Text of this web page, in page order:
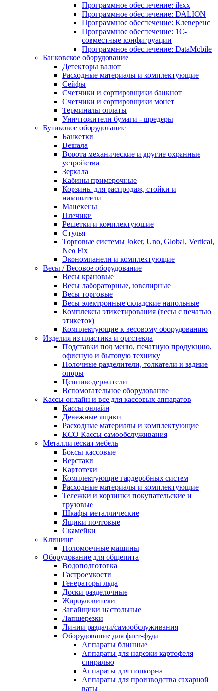
Программное обеспечение: ilexx
Программное обеспечение: DALION
Программное обеспечение: Клеверенс
Программное обеспечение: 1С-
совместные конфигруации
Программное обеспечение: DataMobile
Банковское оборудование
Детекторы валют
Расходные материалы и комплектующие
Сейфы
Счетчики и сортировщики банкнот
Счетчики и сортировщики монет
Терминалы оплаты
Уничтожители бумаги - шредеры
Бутиковое оборудование
Банкетки
Вешала
Ворота механические и другие охранные
устройства
Зеркала
Кабины примерочные
Корзины для распродаж, стойки и
накопители
Манекены
Плечики
Решетки и комплектующие
Стулья
Торговые системы Joker, Uno, Global, Vertical,
Neo Fix
Экономпанели и комплектующие
Весы / Весовое оборудование
Весы крановые
Весы лабораторные, ювелирные
Весы торговые
Весы электронные складские напольные
Комплексы этикетирования (весы с печатью
этикеток)
Комплектующие к весовому оборудованию
Изделия из пластика и оргстекла
Подставки под меню, печатную продукцию,
офисную и бытовую технику
Полочные разделители, толкатели и задние
опоры
Ценникодержатели
Вспомогательное оборудование
Кассы онлайн и все для кассовых аппаратов
Кассы онлайн
Денежные ящики
Расходные материалы и комплектующие
КСО Кассы самообслуживания
Металлическая мебель
Боксы кассовые
Верстаки
Картотеки
Комплектующие гардеробных систем
Расходные материалы и комплектующие
Тележки и корзинки покупательские и
грузовые
Шкафы металлические
Ящики почтовые
Скамейки
Клининг
Поломоечные машины
Оборудование для общепита
Водоподготовка
Гастроемкости
Генераторы льда
Доски разделочные
Жироуловители
Запайщики настольные
Лапшерезки
Линии раздачи/самообслуживания
Оборудование для фаст-фуда
Аппараты блинные
Аппараты для нарезки картофеля
спиралью
Аппараты для попкорна
Аппараты для производства сахарной
ваты